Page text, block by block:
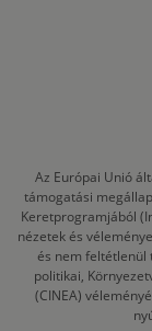
Az Európai Unió
támogatási
Keretprogramjából
nézetek és
és nem feltétlenül
politikai,
(CINEA)